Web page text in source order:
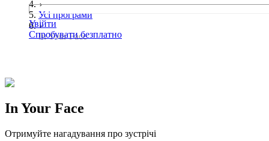
Увійти
Спробувати безплатно
Усі програми
In Your Face
In Your Face
Отримуйте нагадування про зустрічі